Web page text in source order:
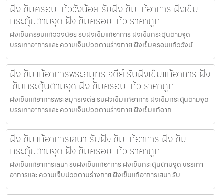
ฝังเข็มครอบแก้ววังน้อย รับฝังเข็มแก้อาการ ฝังเข็ม
กระตุ้นตามจุด ฝังเข็มครอบแก้ว ราคาถูก
ฝังเข็มครอบแก้ววังน้อย รับฝังเข็มแก้อาการ ฝังเข็มกระตุ้นตามจุด
บรรเทาอาการและ ความเจ็บปวดตามร่างกาย ฝังเข็มครอบแก้ววังน้
ฝังเข็มแก้อาการพระสมุทรเจดีย์ รับฝังเข็มแก้อาการ ฝัง
เข็มกระตุ้นตามจุด ฝังเข็มครอบแก้ว ราคาถูก
ฝังเข็มแก้อาการพระสมุทรเจดีย์ รับฝังเข็มแก้อาการ ฝังเข็มกระตุ้นตามจุด
บรรเทาอาการและ ความเจ็บปวดตามร่างกาย ฝังเข็มแก้อาก
ฝังเข็มแก้อาการเสนา รับฝังเข็มแก้อาการ ฝังเข็ม
กระตุ้นตามจุด ฝังเข็มครอบแก้ว ราคาถูก
ฝังเข็มแก้อาการเสนา รับฝังเข็มแก้อาการ ฝังเข็มกระตุ้นตามจุด บรรเทา
อาการและ ความเจ็บปวดตามร่างกาย ฝังเข็มแก้อาการเสนา รับ